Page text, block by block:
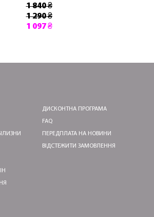
1 840 ₴
1 290 ₴
1 097 ₴
ДИСКОНТНА ПРОГРАМА
FAQ
ПЕРЕДПЛАТА НА НОВИНИ
ВІДСТЕЖИТИ ЗАМОВЛЕННЯ